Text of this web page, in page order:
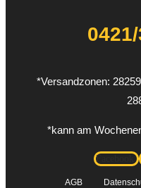
*Versandzonen:
*kann am
Facebook
AGB